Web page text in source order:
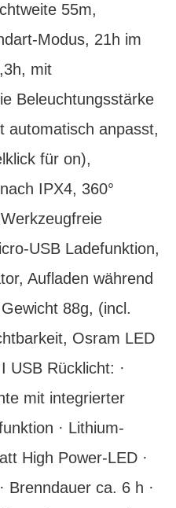
55m,
Modus, 21h im
mit
Beleuchtungsstärke
automatisch anpasst,
für on),
IPX4, 360°
USB Ladefunktion,
Aufladen während
88g, (incl.
Osram LED
USB Rücklicht: ·
mit integrierter
· Lithium-
High Power-LED ·
Brenndauer ca. 6 h ·